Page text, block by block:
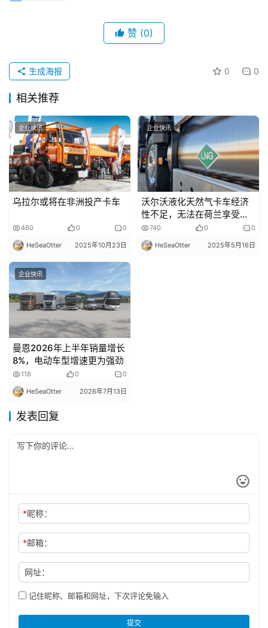
赞 (0)
0 0
生成海报
相关推荐
企业快讯
乌拉尔或将在非洲投产卡车
460 0 0
HeSeaOtter 2025年10月23日
企业快讯
沃尔沃液化天然气卡车经济
性不足，无法在荷兰享受税
收优惠？
740 0 0
HeSeaOtter 2025年5月16日
企业快讯
曼恩2026年上半年销量增长
8%，电动车型增速更为强劲
118 0 0
HeSeaOtter 2026年7月13日
发表回复
*昵称：
*邮箱：
网址：
记住昵称、邮箱和网址，下次评论免输入
提交